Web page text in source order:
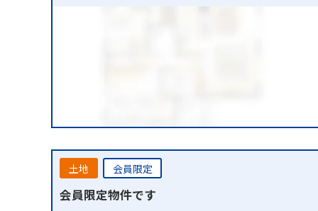
土地 会員限定
会員限定物件です